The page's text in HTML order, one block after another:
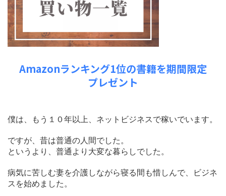
Amazonランキング1位の書籍を期間限定
プレゼント
僕は、もう１０年以上、ネットビジネスで稼いでいます。
ですが、昔は普通の人間でした。
というより、普通より大変な暮らしでした。
病気に苦しむ妻を介護しながら寝る間も惜しんで、ビジネ
スを始めました。